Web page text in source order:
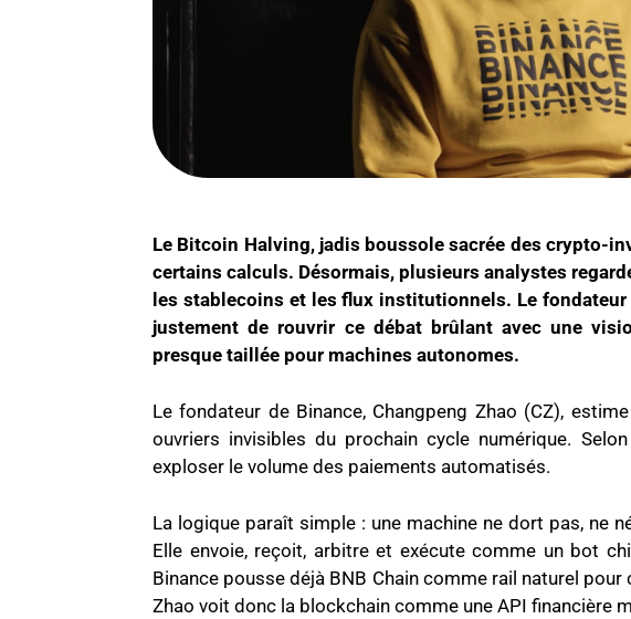
Le Bitcoin Halving, jadis boussole sacrée des crypto-
certains calculs. Désormais, plusieurs analystes
les stablecoins et les flux institutionnels. Le fondateur
justement de rouvrir ce débat brûlant avec une
presque taillée pour machines autonomes.
Le fondateur de Binance, Changpeng Zhao (CZ),
ouvriers invisibles du prochain cycle numérique.
exploser le volume des paiements automatisés.
La logique paraît simple : une machine ne dort pas, ne
Elle envoie, reçoit, arbitre et exécute comme un bot
Binance pousse déjà BNB Chain comme rail naturel
Zhao voit donc la blockchain comme une API financière